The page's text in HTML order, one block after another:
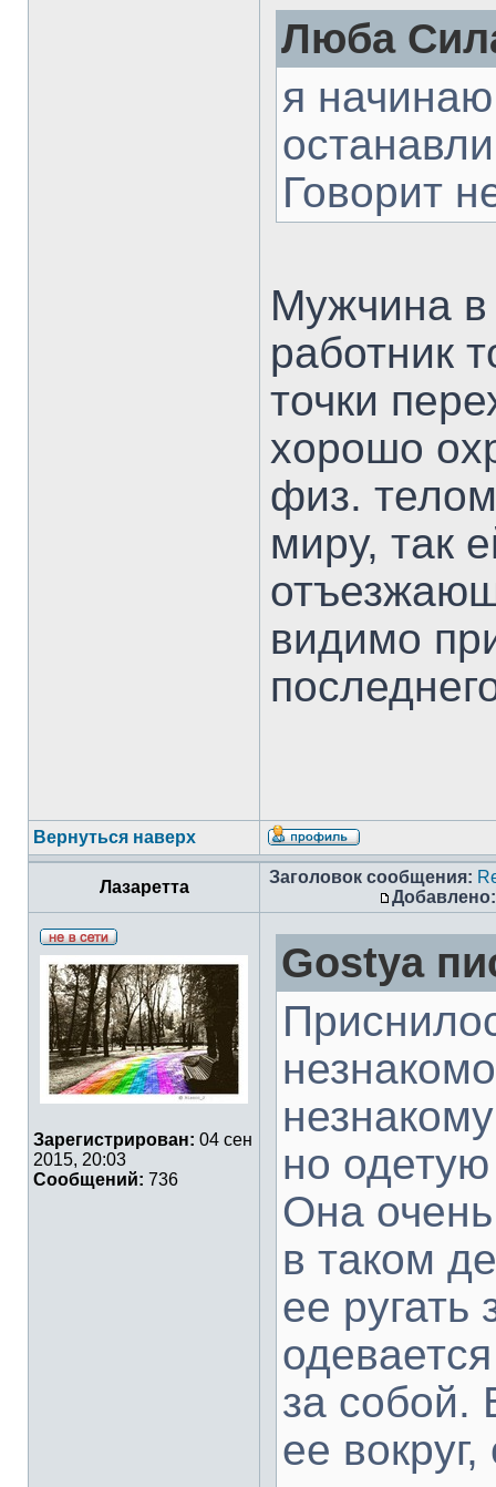
Люба
я
Говорит
Мужчина
работник
точки
хорошо
физ.
миру, так
видимо
Вернуться наверх
Лазаретта
Заголовок сообщения:
Добавлено:
Зарегистрирован: 04 сен
2015, 20:03
Сообщений: 736
Gostya
но
Она
в таком
ее ругать
за собой.
ее